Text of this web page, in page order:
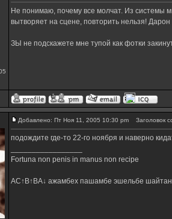
Не понимаю, почему все молчат. Из системы
вытворяет на сцене, повторить нельзя!
ЗЫ не подскажете мне тупой как фотки
Добавлено: Пт Ноя 11, 2005 10:30 pm Заголовок
подождите где-то 22-го ноября и наверно
Fortuna non penis in manus non recipe
AC↑B↑BA↓ ажамбех пашамбе эшельбе